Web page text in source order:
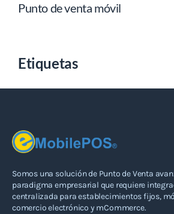
Punto de venta móvil
Etiquetas
Somos una solución de Punto de Venta
paradigma empresarial que requiere
centralizada para establecimientos fijos,
comercio electrónico y mCommerce.